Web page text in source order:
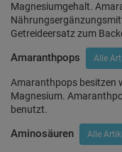
Magnesiumgehalt.
Getreideersatz zum
Amaranthpops Alle
Amaranthpops besitzen
Magnesium.
benutzt.
Aminosäuren Alle